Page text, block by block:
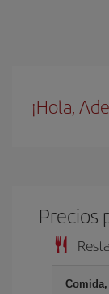
¡Hola,
Precios